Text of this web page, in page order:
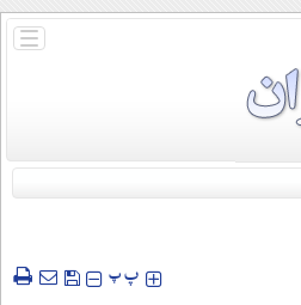
باز
‍‍‍ پپ